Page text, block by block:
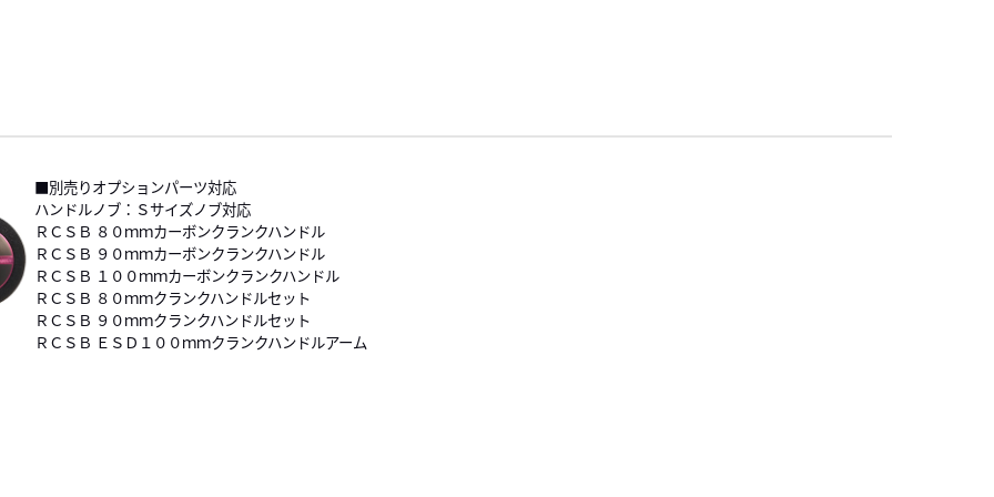
■別売りオプションパーツ対応
ハンドルノブ：Ｓサイズノブ対応
ＲＣＳＢ ８０ｍｍカーボンクランクハンドル
ＲＣＳＢ ９０ｍｍカーボンクランクハンドル
ＲＣＳＢ １００ｍｍカーボンクランクハンドル
ＲＣＳＢ ８０ｍｍクランクハンドルセット
ＲＣＳＢ ９０ｍｍクランクハンドルセット
ＲＣＳＢ ＥＳＤ１００ｍｍクランクハンドルアーム